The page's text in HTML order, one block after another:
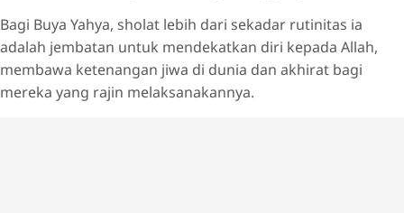
Bagi Buya Yahya, sholat lebih dari sekadar rutinitas ia
adalah jembatan untuk mendekatkan diri kepada Allah,
membawa ketenangan jiwa di dunia dan akhirat bagi
mereka yang rajin melaksanakannya.